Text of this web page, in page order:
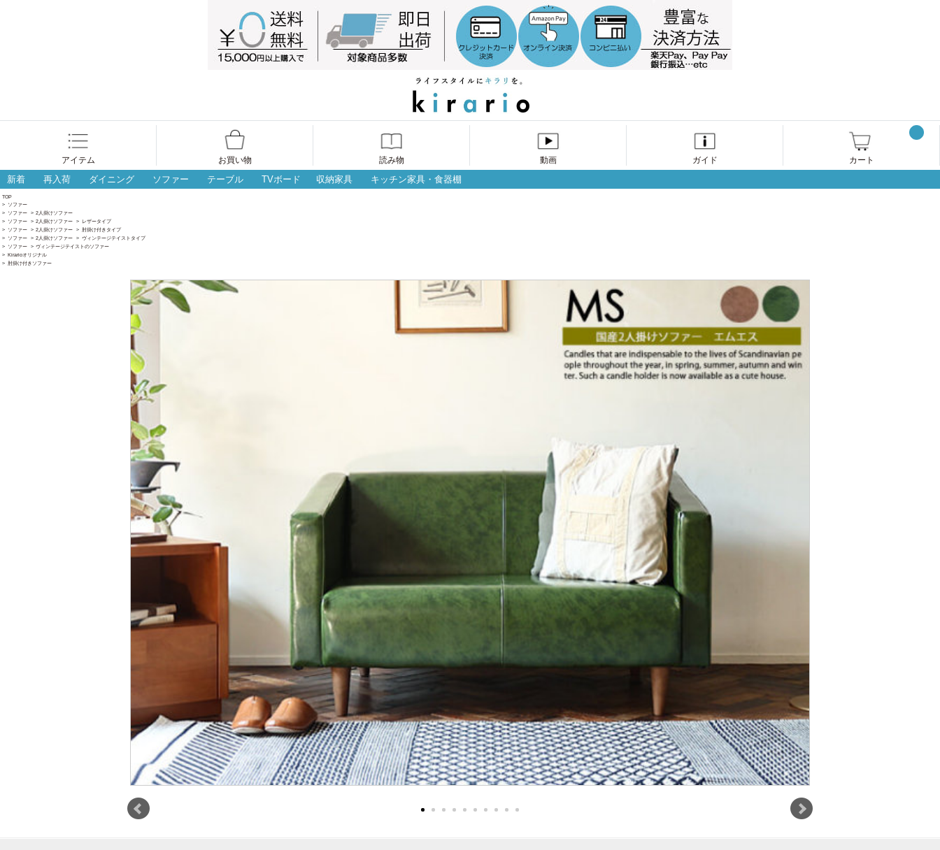
アイテム お買い物 読み物 動画 ガイド カート
新着 再入荷 ダイニング ソファー テーブル TVボード 収納家具 キッチン家具・食器棚
TOP
> ソファー
> ソファー > 2人掛けソファー
> ソファー > 2人掛けソファー > レザータイプ
> ソファー > 2人掛けソファー > 肘掛け付きタイプ
> ソファー > 2人掛けソファー > ヴィンテージテイストタイプ
> ソファー > ヴィンテージテイストのソファー
> Kirarioオリジナル
> 肘掛け付きソファー